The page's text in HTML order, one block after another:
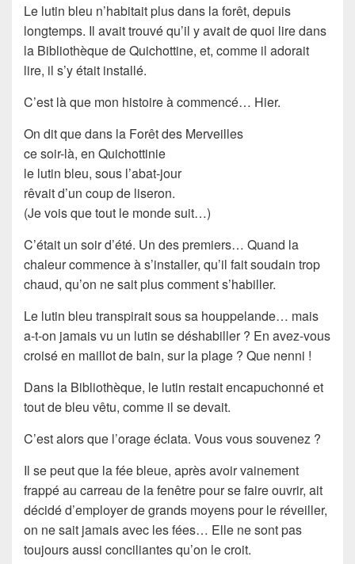
Le lutin bleu n’habitait plus dans la forêt, depuis
longtemps. Il avait trouvé qu’il y avait de quoi lire dans
la Bibliothèque de Quichottine, et, comme il adorait
lire, il s’y était installé.
C’est là que mon histoire à commencé… Hier.
On dit que dans la Forêt des Merveilles
ce soir-là, en Quichottinie
le lutin bleu, sous l’abat-jour
rêvait d’un coup de liseron.
(Je vois que tout le monde suit…)
C’était un soir d’été. Un des premiers… Quand la
chaleur commence à s’installer, qu’il fait soudain trop
chaud, qu’on ne sait plus comment s’habiller.
Le lutin bleu transpirait sous sa houppelande… mais
a-t-on jamais vu un lutin se déshabiller ? En avez-vous
croisé en maillot de bain, sur la plage ? Que nenni !
Dans la Bibliothèque, le lutin restait encapuchonné et
tout de bleu vêtu, comme il se devait.
C’est alors que l’orage éclata. Vous vous souvenez ?
Il se peut que la fée bleue, après avoir vainement
frappé au carreau de la fenêtre pour se faire ouvrir, ait
décidé d’employer de grands moyens pour le réveiller,
on ne sait jamais avec les fées… Elle ne sont pas
toujours aussi conciliantes qu’on le croit.